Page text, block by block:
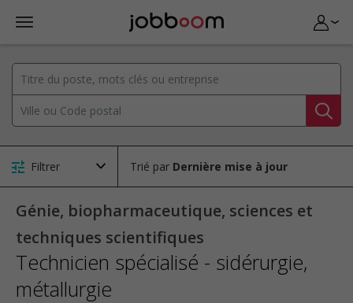
Filtrer Trié par
Génie, biopharmaceutique, sciences et
techniques scientifiques
Technicien spécialisé - sidérurgie,
métallurgie